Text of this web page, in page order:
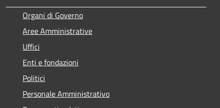
Organi di Governo
Aree Amministrative
Uffici
Enti e fondazioni
Politici
Personale Amministrativo